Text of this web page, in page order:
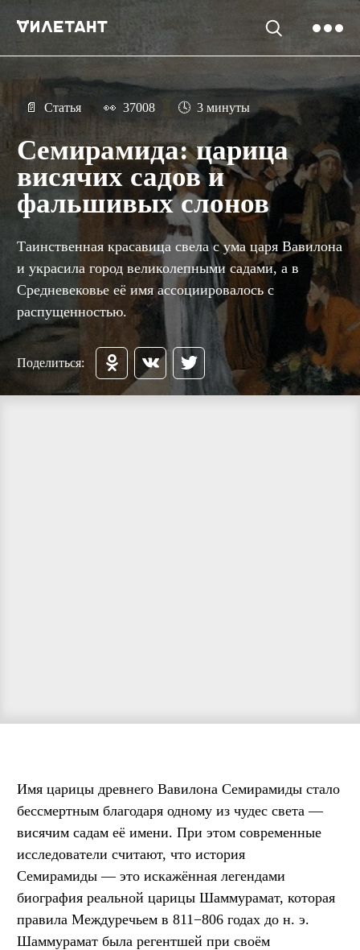
📄 Статья 👀 37008 🕓 3 минуты
Семирамида: царица
висячих садов и
фальшивых слонов
Таинственная красавица свела с ума царя Вавилона
и украсила город великолепными садами, а в
Средневековье её имя ассоциировалось с
распущенностью.
Поделиться:
Имя царицы древнего Вавилона Семирамиды стало
бессмертным благодаря одному из чудес света —
висячим садам её имени. При этом современные
исследователи считают, что история
Семирамиды — это искажённая легендами
биография реальной царицы Шаммурамат, которая
правила Междуречьем в 811−806 годах до н. э.
Шаммурамат была регентшей при своём